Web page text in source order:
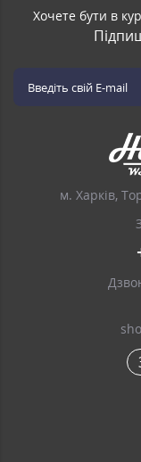
Хочете бути в
м. Харків,